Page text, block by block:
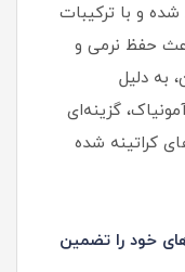
و با ترکیبات
حفظ نرمی و
به دلیل
گزینه‌ای
کراتینه شده
خود را تضمین